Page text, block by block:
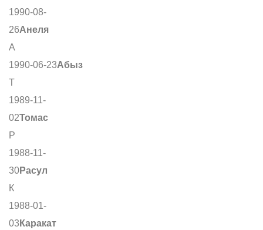
1990-08-
26Анеля
А
1990-06-23Абыз
Т
1989-11-
02Томас
Р
1988-11-
30Расул
К
1988-01-
03 Каракат